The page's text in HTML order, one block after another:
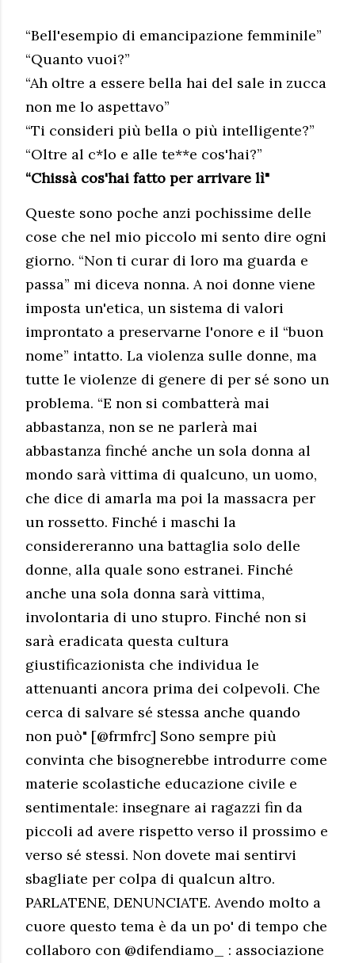
“Bell'esempio di emancipazione femminile”
“Quanto vuoi?”
“Ah oltre a essere bella hai del sale in zucca
non me lo aspettavo”
“Ti consideri più bella o più intelligente?”
“Oltre al c*lo e alle te**e cos'hai?”
“Chissà cos'hai fatto per arrivare lì"
Queste sono poche anzi pochissime delle
cose che nel mio piccolo mi sento dire ogni
giorno. “Non ti curar di loro ma guarda e
passa” mi diceva nonna. A noi donne viene
imposta un'etica, un sistema di valori
improntato a preservarne l'onore e il “buon
nome” intatto. La violenza sulle donne, ma
tutte le violenze di genere di per sé sono un
problema. “E non si combatterà mai
abbastanza, non se ne parlerà mai
abbastanza finché anche un sola donna al
mondo sarà vittima di qualcuno, un uomo,
che dice di amarla ma poi la massacra per
un rossetto. Finché i maschi la
considereranno una battaglia solo delle
donne, alla quale sono estranei. Finché
anche una sola donna sarà vittima,
involontaria di uno stupro. Finché non si
sarà eradicata questa cultura
giustificazionista che individua le
attenuanti ancora prima dei colpevoli. Che
cerca di salvare sé stessa anche quando
non può" [@frmfrc] Sono sempre più
convinta che bisognerebbe introdurre come
materie scolastiche educazione civile e
sentimentale: insegnare ai ragazzi fin da
piccoli ad avere rispetto verso il prossimo e
verso sé stessi. Non dovete mai sentirvi
sbagliate per colpa di qualcun altro.
PARLATENE, DENUNCIATE. Avendo molto a
cuore questo tema è da un po' di tempo che
collaboro con @difendiamo_ : associazione